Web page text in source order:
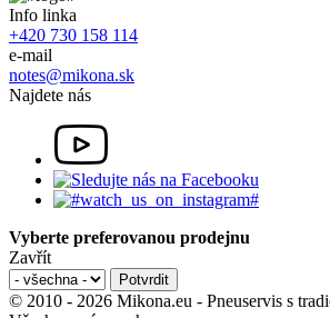
Info linka
+420 730 158 114
e-mail
notes@mikona.sk
Najdete nás
Vyberte preferovanou prodejnu
Zavřít
© 2010 - 2026 Mikona.eu - Pneuservis s